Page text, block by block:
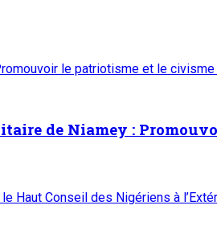
le patriotisme et le
de Niamey :
Haut Conseil des Nigériens à